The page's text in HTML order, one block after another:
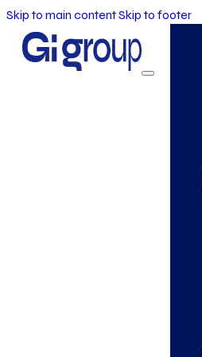
Skip to main contentSkip to footer